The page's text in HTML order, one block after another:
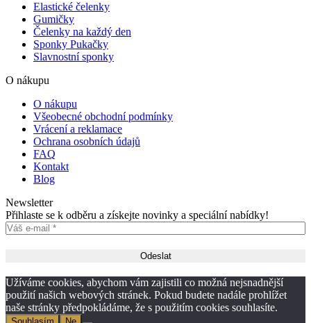
Elastické čelenky
Gumičky
Čelenky na každý den
Sponky Pukačky
Slavnostní sponky
O nákupu
O nákupu
Všeobecné obchodní podmínky
Vrácení a reklamace
Ochrana osobních údajů
FAQ
Kontakt
Blog
Newsletter
Přihlaste se k odběru a získejte novinky a speciální nabídky!
Užíváme cookies, abychom vám zajistili co možná nejsnadnější
použití našich webových stránek. Pokud budete nadále prohlížet
naše stránky předpokládáme, že s použitím cookies souhlasíte.